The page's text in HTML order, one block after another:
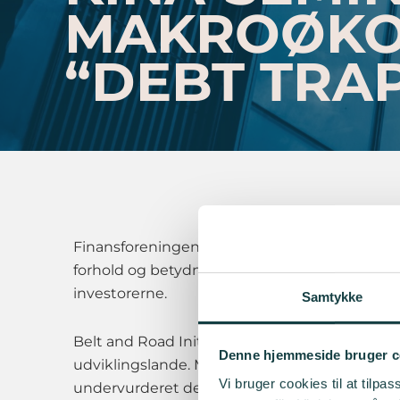
Samtykke
Denne hjemmeside bruger
Vi bruger cookies til at
“DEBT
Finansforeningen inviterer til seminar om
forhold og betydning af Kinas Belt and
investorerne.
Belt and Road Initiative, lanceret for 10 år
udviklingslande. Mens håb om økonomisk
undervurderet de økonomiske effekter og